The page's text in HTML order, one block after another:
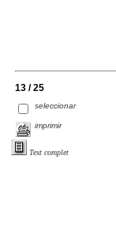
13 / 25
seleccionar
imprimir
Text complet